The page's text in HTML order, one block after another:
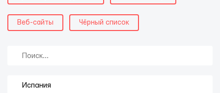
Веб-сайты Чёрный список